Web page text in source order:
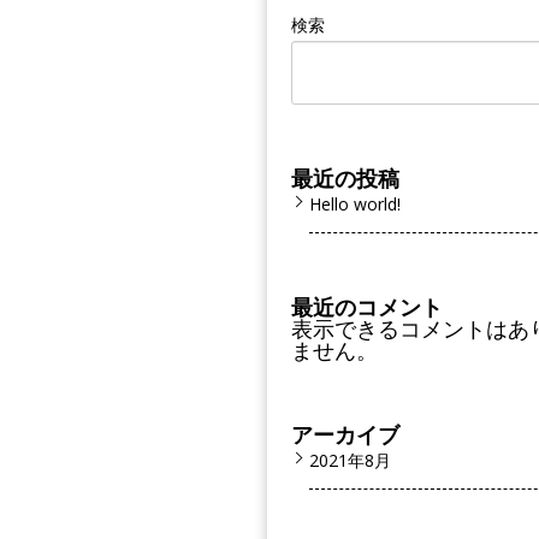
検索
最近の投稿
Hello world!
最近のコメント
表示できるコメントはあ
ません。
アーカイブ
2021年8月